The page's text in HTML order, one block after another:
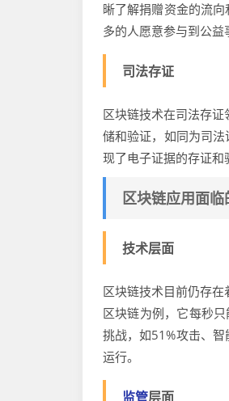
晰了解捐赠资金的流
多的人愿意参与到公益
司法存证
区块链技术在司法存
储和验证，如同为司
现了电子证据的存证和
区块链应用面临
技术层面
区块链技术目前仍存
区块链为例，它每秒
挑战，如51%攻击、
运行。
监管层面